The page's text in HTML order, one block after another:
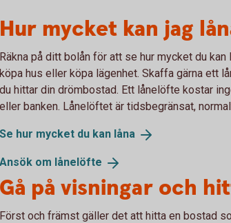
Hur mycket kan jag
Räkna på ditt bolån för att se hur mycket du
köpa hus eller köpa lägenhet. Skaffa gärna ett
du hittar din drömbostad. Ett lånelöfte kostar
eller banken. Lånelöftet är tidsbegränsat,
Se hur mycket du kan låna
Ansök om lånelöfte
Gå på visningar och
Först och främst gäller det att hitta en bostad